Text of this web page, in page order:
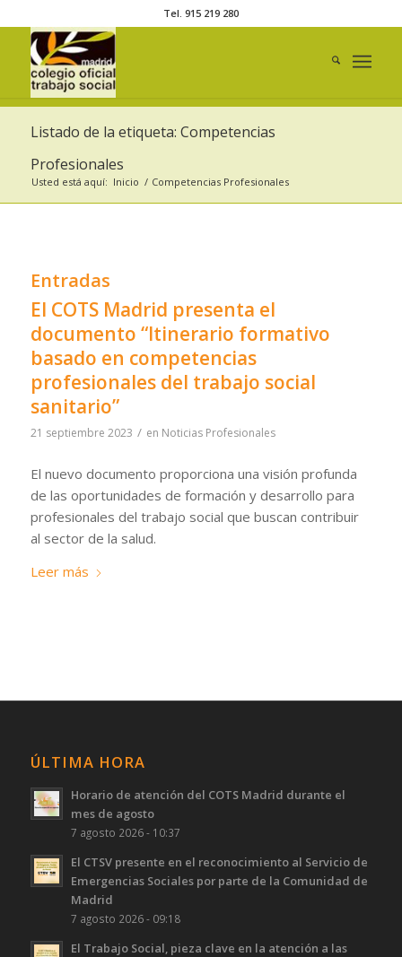
Tel. 915 219 280
Listado de la etiqueta: Competencias
Profesionales
Usted está aquí: Inicio / Competencias Profesionales
Entradas
El COTS Madrid presenta el
documento “Itinerario formativo
basado en competencias
profesionales del trabajo social
sanitario”
21 septiembre 2023 / en Noticias Profesionales
El nuevo documento proporciona una visión profunda
de las oportunidades de formación y desarrollo para
profesionales del trabajo social que buscan contribuir
al sector de la salud.
Leer más
ÚLTIMA HORA
Horario de atención del COTS Madrid durante el
mes de agosto
7 agosto 2026 - 10:37
El CTSV presente en el reconocimiento al Servicio de
Emergencias Sociales por parte de la Comunidad de
Madrid
7 agosto 2026 - 09:18
El Trabajo Social, pieza clave en la atención a las